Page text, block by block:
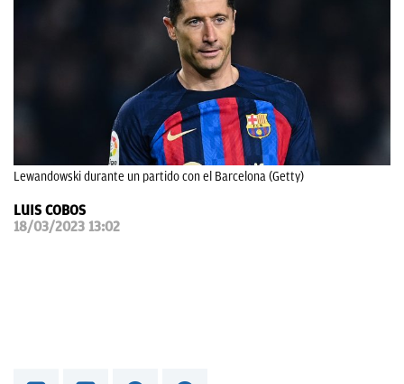
Lewandowski durante un partido con el Barcelona (Getty)
LUIS COBOS
18/03/2023 13:02